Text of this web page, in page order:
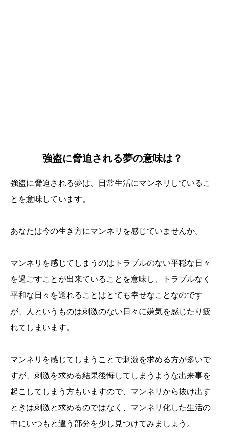
強盗に脅迫される夢の意味は？
強盗に脅迫される夢は、日常生活にマンネリしているこ
とを意味しています。
あなたは今の生き方にマンネリを感じていませんか。
マンネリを感じてしまうのはトラブルのない平穏な日々
を過ごすことが出来ていることを意味し、トラブルなく
平和な日々を送れることはとても幸せなことなのです
が、人というものは刺激のない日々に嫌気を感じたり疲
れてしまいます。
マンネリを感じてしまうことで刺激を求める方が多いで
すが、刺激を求める結果後悔してしまうような出来事を
起こしてしまう方もいますので、マンネリから抜け出す
ときは刺激と求めるのではなく、マンネリ化した生活の
中にいつもと違う部分を少し見つけてみましょう。